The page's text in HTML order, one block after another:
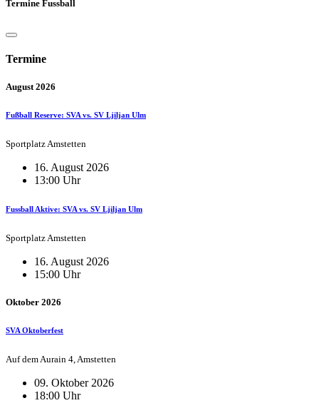
Termine Fussball
Termine
August 2026
Fußball Reserve: SVA vs. SV Ljiljan Ulm
Sportplatz Amstetten
16. August 2026
13:00 Uhr
Fussball Aktive: SVA vs. SV Ljiljan Ulm
Sportplatz Amstetten
16. August 2026
15:00 Uhr
Oktober 2026
SVA Oktoberfest
Auf dem Aurain 4, Amstetten
09. Oktober 2026
18:00 Uhr